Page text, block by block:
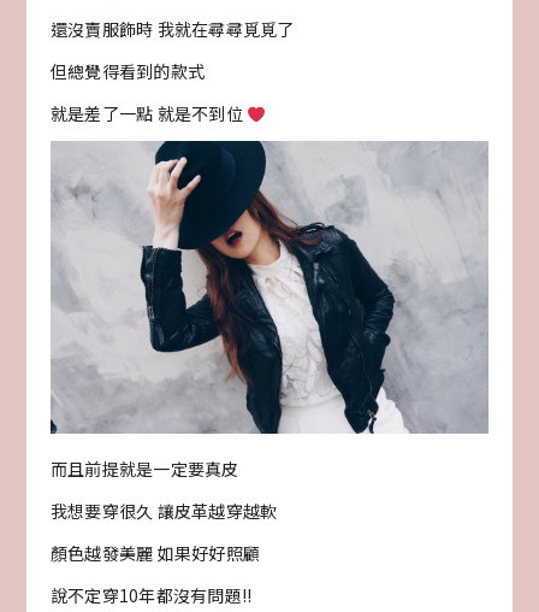
還沒賣服飾時 我就在尋尋覓覓了
但總覺得看到的款式
就是差了一點 就是不到位
而且前提就是一定要真皮
我想要穿很久 讓皮革越穿越軟
顏色越發美麗 如果好好照顧
說不定穿10年都沒有問題!!